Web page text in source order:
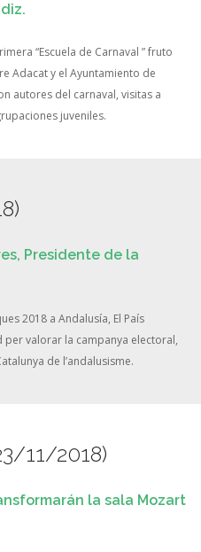
“Escuela de Carnaval ” fruto
Adacat y el Ayuntamiento de
autores del carnaval, visitas a
juveniles.
Presidente de la
2018 a Andalusía, El País
per valorar la campanya electoral,
de l’andalusisme.
11/2018)
la sala Mozart